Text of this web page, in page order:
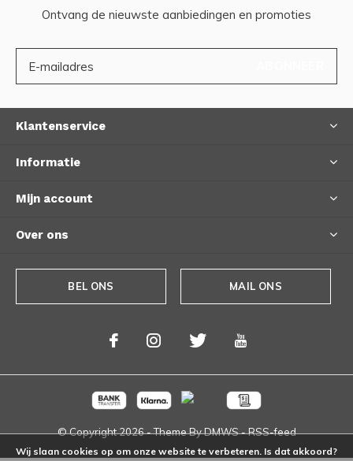
Ontvang de nieuwste aanbiedingen en promoties
Klantenservice
Informatie
Mijn account
Over ons
BEL ONS MAIL ONS
© Copyright2026- Theme ByDMWS-RSS-feed
Wij slaan cookies op om onze website te verbeteren. Is dat akkoord?